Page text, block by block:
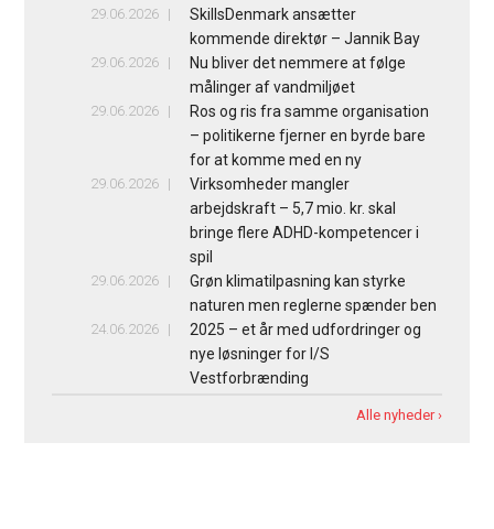
29.06.2026
SkillsDenmark ansætter
kommende direktør – Jannik Bay
29.06.2026
Nu bliver det nemmere at følge
målinger af vandmiljøet
29.06.2026
Ros og ris fra samme organisation
– politikerne fjerner en byrde bare
for at komme med en ny
29.06.2026
Virksomheder mangler
arbejdskraft – 5,7 mio. kr. skal
bringe flere ADHD-kompetencer i
spil
29.06.2026
Grøn klimatilpasning kan styrke
naturen men reglerne spænder ben
24.06.2026
2025 – et år med udfordringer og
nye løsninger for I/S
Vestforbrænding
Alle nyheder ›